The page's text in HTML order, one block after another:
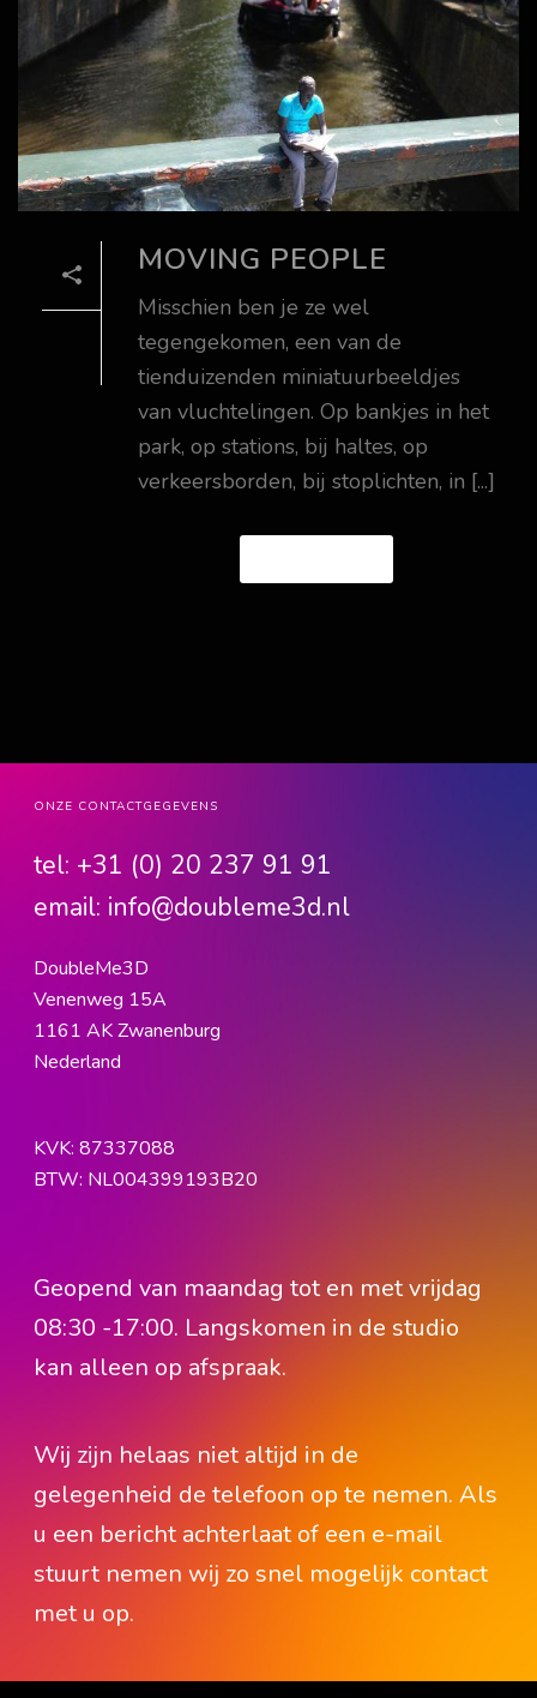
MOVING PEOPLE
Misschien ben je ze wel
tegengekomen, een van de
tienduizenden miniatuurbeeldjes
van vluchtelingen. Op bankjes in het
park, op stations, bij haltes, op
verkeersborden, bij stoplichten, in [...]
ONZE CONTACTGEGEVENS
tel: +31 (0) 20 237 91 91
email: info@doubleme3d.nl
DoubleMe3D
Venenweg 15A
1161 AK Zwanenburg
Nederland
KVK: 87337088
BTW: NL004399193B20
Geopend van maandag tot en met vrijdag
08:30 -17:00. Langskomen in de studio
kan alleen op afspraak.
Wij zijn helaas niet altijd in de
gelegenheid de telefoon op te nemen. Als
u een bericht achterlaat of een e-mail
stuurt nemen wij zo snel mogelijk contact
met u op.